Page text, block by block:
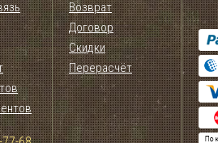
Возврат
Договор
Скидки
Перерасчёт